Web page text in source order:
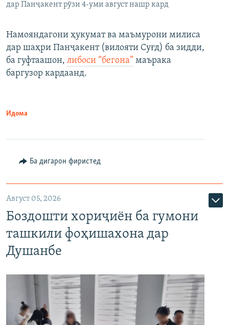
дар Панҷакент рӯзи 4-уми август нашр кард
Намояндагони ҳукумат ва маъмурони милиса
дар шаҳри Панҷакент (вилояти Суғд) ба зидди,
ба гуфтаашон, либоси “бегона” маърака
баргузор кардаанд.
Идома
Ба дигарон фиристед
Август 05, 2026
Боздошти хориҷиён ба гумони
ташкили фоҳишахона дар
Душанбе